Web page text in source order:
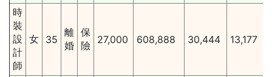
時
裝
設
計
師
女 35
離
婚
保
險
27,000 608,888 30,444 13,177